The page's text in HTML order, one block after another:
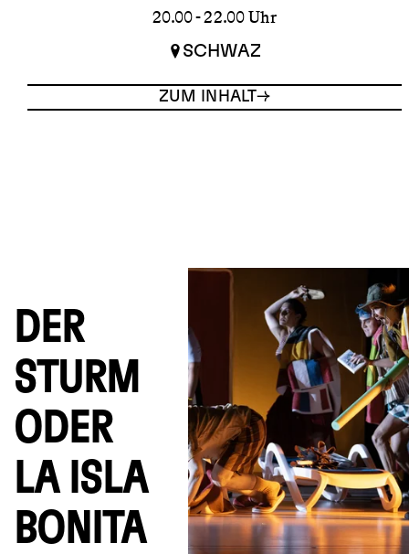
20.00 - 22.00 Uhr
SCHWAZ
ZUM INHALT
DER
STURM
ODER
LA ISLA
BONITA